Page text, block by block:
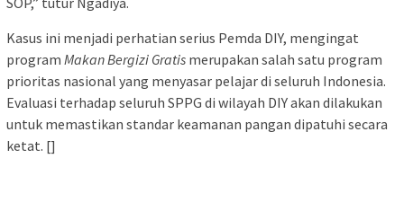
Kasus ini menjadi perhatian serius Pemda DIY, mengingat
program Makan Bergizi Gratis merupakan salah satu program
prioritas nasional yang menyasar pelajar di seluruh Indonesia.
Evaluasi terhadap seluruh SPPG di wilayah DIY akan dilakukan
untuk memastikan standar keamanan pangan dipatuhi secara
ketat. []